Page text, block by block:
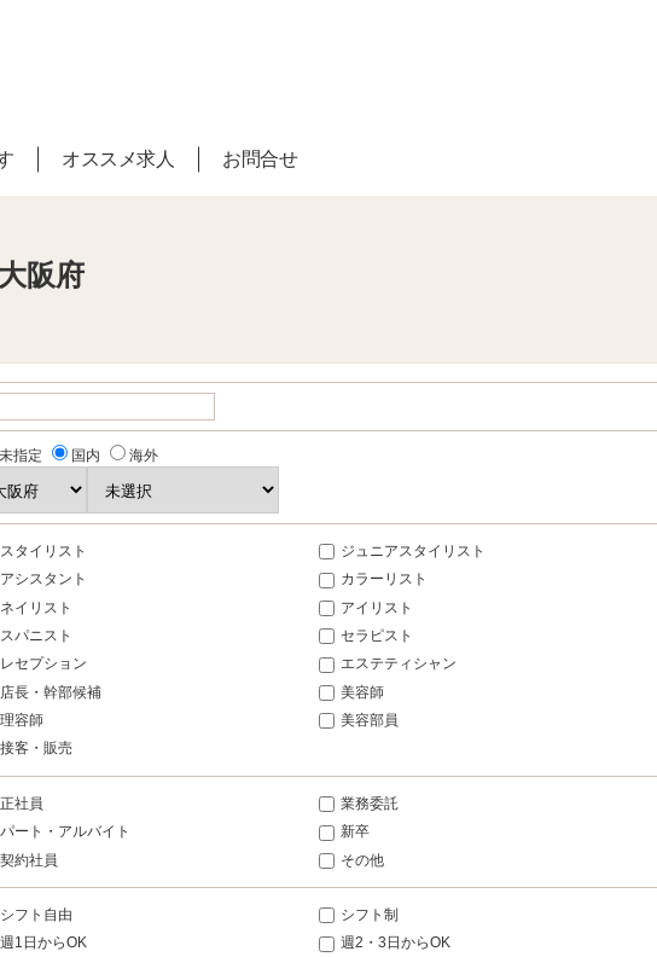
オススメ求人 お問合せ
阪府
未指定 国内 海外
スタイリスト
ジュニアスタイリスト
アシスタント
カラーリスト
ネイリスト
アイリスト
スパニスト
セラピスト
レセプション
エステティシャン
店長・幹部候補
美容師
理容師
美容部員
接客・販売
正社員
業務委託
パート・アルバイト
新卒
契約社員
その他
シフト自由
シフト制
週1日からOK
週2・3日からOK